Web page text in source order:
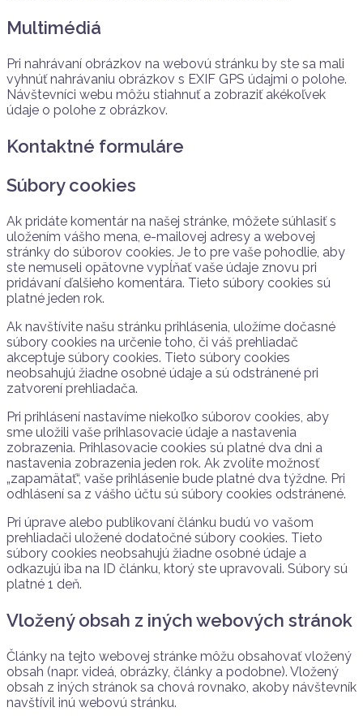
Multimédiá
Pri nahrávaní obrázkov na webovú stránku by ste sa mali
vyhnúť nahrávaniu obrázkov s EXIF GPS údajmi o polohe.
Návštevníci webu môžu stiahnuť a zobraziť akékoľvek
údaje o polohe z obrázkov.
Kontaktné formuláre
Súbory cookies
Ak pridáte komentár na našej stránke, môžete súhlasiť s
uložením vášho mena, e-mailovej adresy a webovej
stránky do súborov cookies. Je to pre vaše pohodlie, aby
ste nemuseli opätovne vypĺňať vaše údaje znovu pri
pridávaní ďalšieho komentára. Tieto súbory cookies sú
platné jeden rok.
Ak navštívite našu stránku prihlásenia, uložíme dočasné
súbory cookies na určenie toho, či váš prehliadač
akceptuje súbory cookies. Tieto súbory cookies
neobsahujú žiadne osobné údaje a sú odstránené pri
zatvorení prehliadača.
Pri prihlásení nastavíme niekoľko súborov cookies, aby
sme uložili vaše prihlasovacie údaje a nastavenia
zobrazenia. Prihlasovacie cookies sú platné dva dni a
nastavenia zobrazenia jeden rok. Ak zvolíte možnosť
„zapamätať“, vaše prihlásenie bude platné dva týždne. Pri
odhlásení sa z vášho účtu sú súbory cookies odstránené.
Pri úprave alebo publikovaní článku budú vo vašom
prehliadači uložené dodatočné súbory cookies. Tieto
súbory cookies neobsahujú žiadne osobné údaje a
odkazujú iba na ID článku, ktorý ste upravovali. Súbory sú
platné 1 deň.
Vložený obsah z iných webových stránok
Články na tejto webovej stránke môžu obsahovať vložený
obsah (napr. videá, obrázky, články a podobne). Vložený
obsah z iných stránok sa chová rovnako, akoby návštevník
navštívil inú webovú stránku.